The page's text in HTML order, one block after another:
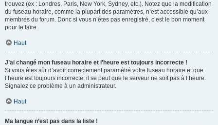
trouvez (ex : Londres, Paris, New York, Sydney, etc.). Notez que la modification
du fuseau horaire, comme la plupart des paramètres, n’est accessible qu’aux
membres du forum. Donc si vous n’êtes pas enregistré, c’est le bon moment
pour le faire.
Haut
J’ai changé mon fuseau horaire et l’heure est toujours incorrecte !
Si vous êtes sûr d’avoir correctement paramétré votre fuseau horaire et que
l’heure est toujours incorrecte, il se peut que le serveur ne soit pas à l’heure.
Signalez ce problème à un administrateur.
Haut
Ma langue n’est pas dans la liste !